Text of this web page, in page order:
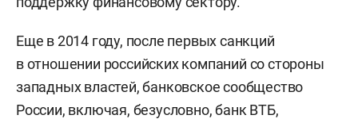
Еще в 2014 году, после первых санкций
в отношении российских компаний со стороны
западных властей, банковское сообщество
России, включая, безусловно, банк ВТБ,